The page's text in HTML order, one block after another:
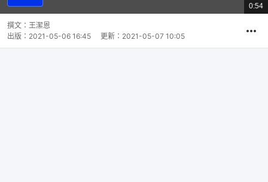
總
共
0:54
撰文： 王潔恩
出版： 2021-05-06 16:45 更新： 2021-05-07 10:05